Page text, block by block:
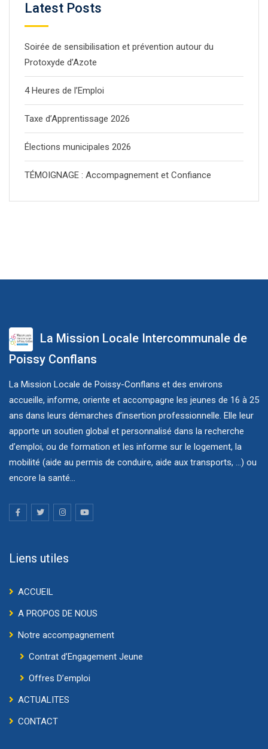
Latest Posts
Soirée de sensibilisation et prévention autour du
Protoxyde d’Azote
4 Heures de l’Emploi
Taxe d’Apprentissage 2026
Élections municipales 2026
TÉMOIGNAGE : Accompagnement et Confiance
La Mission Locale Intercommunale de
Poissy Conflans
La Mission Locale de Poissy-Conflans et des environs
accueille, informe, oriente et accompagne les jeunes de 16 à 25
ans dans leurs démarches d’insertion professionnelle. Elle leur
apporte un soutien global et personnalisé dans la recherche
d’emploi, ou de formation et les informe sur le logement, la
mobilité (aide au permis de conduire, aide aux transports, ...) ou
encore la santé...
Liens utiles
ACCUEIL
A PROPOS DE NOUS
Notre accompagnement
Contrat d’Engagement Jeune
Offres D’emploi
ACTUALITES
CONTACT